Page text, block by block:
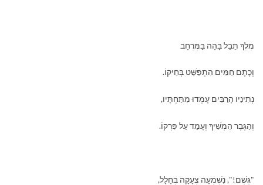
מֶלֶךְ תֵּבֵל בָּהָה בַּמֶּרְחָב
וְכֶתֶם חַמִּים הִתְפַּשֵּׁט בְּחֵיקוֹ.
נְתִינַיו הָרַבִּים עָמְדוּ מִתַּחְתָּיו,
וְהַגֶּבֶר הִמְשִׁיךְ וְעָמַד עַל פִּרְקוֹ.
"גֶּשֶׁם!", נִשְׁמְעָה צְעָקָה בְּחָלָל,